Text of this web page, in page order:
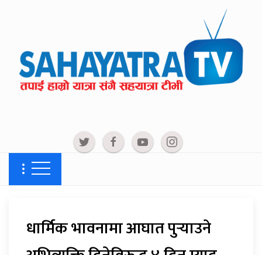
धार्मिक भावनामा आघात पु‍र्‍याउने